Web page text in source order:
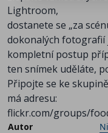
Lightroom,
dostanete se „za
dokonalých fotografií
kompletní postup
ten snímek uděláte,
Připojte se ke
má adresu:
flickr.com/groups/
Autor